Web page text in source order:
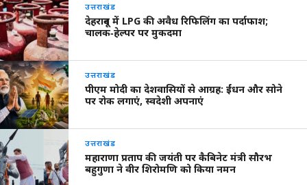
उत्तराखंड
देहरादून में LPG की अवैध रिफिलिंग का पर्दाफाश;
चालक‑हेल्पर पर मुकदमा
उत्तराखंड
पीएम मोदी का देशवासियों से आग्रह: ईंधन और सोने
पर रोक लगाएं, स्वदेशी अपनाएं
उत्तराखंड
महाराणा प्रताप की जयंती पर कैबिनेट मंत्री सौरभ
बहुगुणा ने वीर शिरोमणि को किया नमन